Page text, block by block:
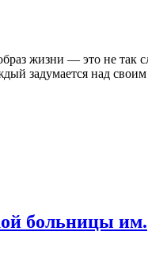
жизни — это не так
задумается над
больницы им.